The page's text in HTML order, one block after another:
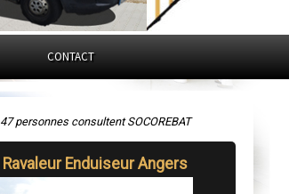
CONTACT
47 personnes consultent SOCOREBAT
Ravaleur Enduiseur Angers